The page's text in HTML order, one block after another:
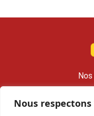
Nous